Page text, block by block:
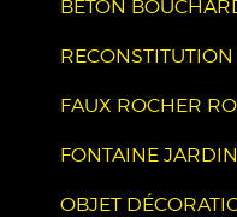
BÉTON
FAUX ROCHER
FONTAINE
OBJET